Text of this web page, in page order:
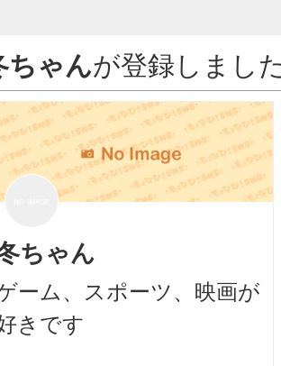
ちゃんが登録しまし
ちゃん
ーム、スポーツ、映画が
きです